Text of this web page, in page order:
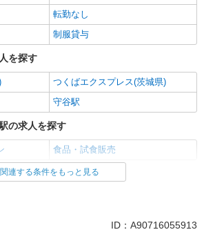
転勤なし
制服貸与
を探す
つくばエクスプレス(茨城県)
守谷駅
の求人を探す
食品・試食販売
谷駅の求人を探す
関連する条件をもっと見る
ID：A90716055913